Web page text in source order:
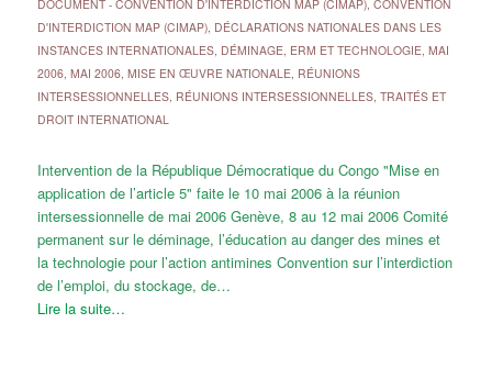
DOCUMENT- CONVENTION D'INTERDICTION MAP (CIMAP), CONVENTION
D'INTERDICTION MAP (CIMAP), DÉCLARATIONS NATIONALES DANS LES
INSTANCES INTERNATIONALES, DÉMINAGE, ERM ET TECHNOLOGIE, MAI
2006, MAI 2006, MISE EN ŒUVRE NATIONALE, RÉUNIONS
INTERSESSIONNELLES, RÉUNIONS INTERSESSIONNELLES, TRAITÉS ET
DROIT INTERNATIONAL
Intervention de la République Démocratique du Congo "Mise en
application de l’article 5" faite le 10 mai 2006 à la réunion
intersessionnelle de mai 2006 Genève, 8 au 12 mai 2006 Comité
permanent sur le déminage, l’éducation au danger des mines et
la technologie pour l’action antimines Convention sur l’interdiction
de l’emploi, du stockage, de…
Lire la suite…